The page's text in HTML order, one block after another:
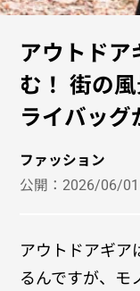
アウトド
む！ 街の
ライバッグ
ファッション
公開：2026/06/
アウトドアギア
るんですが、モ